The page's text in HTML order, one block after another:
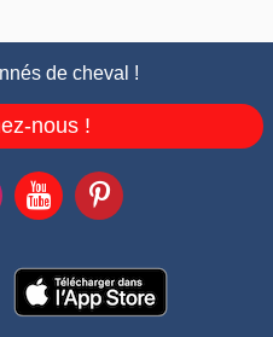
de cheval !
nous !